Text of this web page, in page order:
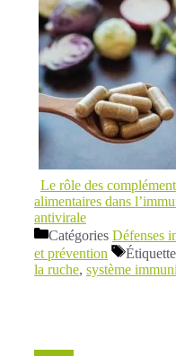
Le rôle des
alimentaires dans
antivirale
Catégories Défenses
et prévention
la ruche, système